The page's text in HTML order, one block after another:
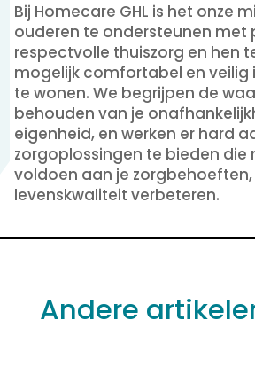
Bij Homecare GHL is het onze
ouderen te ondersteunen met
respectvolle thuiszorg en hen
mogelijk comfortabel en veilig
te wonen. We begrijpen de
behouden van je
eigenheid, en werken er hard
zorgoplossingen te bieden die
voldoen aan je
levenskwaliteit verbeteren.
Andere